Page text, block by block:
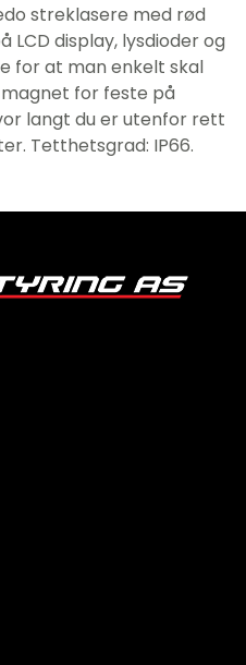
streklasere med rød
LCD display, lysdioder og
for at man enkelt skal
for feste på
langt du er utenfor rett
Tetthetsgrad: IP66.